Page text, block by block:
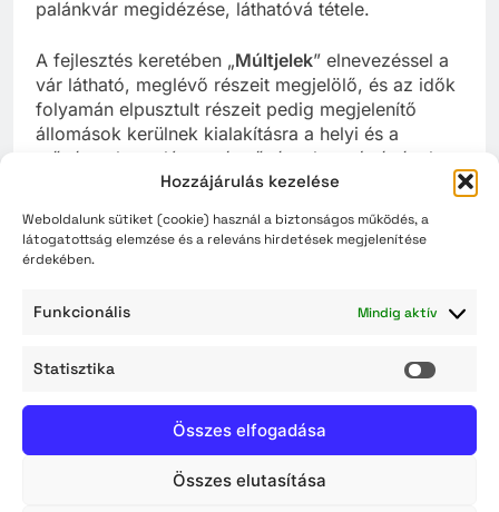
Hozzájárulás kezelése
Weboldalunk sütiket (cookie) használ a biztonságos működés, a
látogatottság elemzése és a releváns hirdetések megjelenítése
érdekében.
Funkcionális Mindig aktív
Statisztika
Összes elfogadása
Összes elutasítása
palánkvár megidézése, láthatóvá tétele.
A fejlesztés keretében „Múltjelek” elnevezéssel a
vár látható, meglévő részeit megjelölő, és az idők
folyamán elpusztult részeit pedig megjelenítő
állomások kerülnek kialakításra a helyi és a
művésztelepre látogató művészek segítségével.
(pl. Budai kapu, Egri kapu, Vízikapu, bástyák,
Az építkezés tervezése során az
vonatkozó kritériumokat figyelembe vesszük. A
A projekt várható befejezése: 2019. november 30.